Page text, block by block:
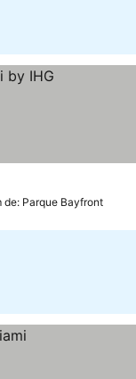
de: Parque Bayfront